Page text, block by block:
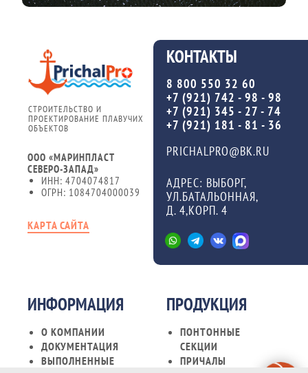
ООО «МАРИНПЛАСТ
СЕВЕРО-ЗАПАД»
ИНН: 4704074817
ОГРН: 1084704000039
СТРОИТЕЛЬСТВО И
ПРОЕКТИРОВАНИЕ ПЛАВУЧИХ
ОБЪЕКТОВ
ИНФОРМАЦИЯ ПРОДУКЦИЯ
КОНТАКТЫ
АДРЕС: ВЫБОРГ,
УЛ.БАТАЛЬОННАЯ,
Д. 4,КОРП. 4
О КОМПАНИИ
ДОКУМЕНТАЦИЯ
ВЫПОЛНЕННЫЕ
КАРТА САЙТА
ПОНТОННЫЕ
СЕКЦИИ
ПРИЧАЛЫ
PRICHALPRO@BK.RU
8 800 550 32 60
+7 (921) 742 - 98 - 98
+7 (921) 345 - 27 - 74
+7 (921) 181 - 81 - 36